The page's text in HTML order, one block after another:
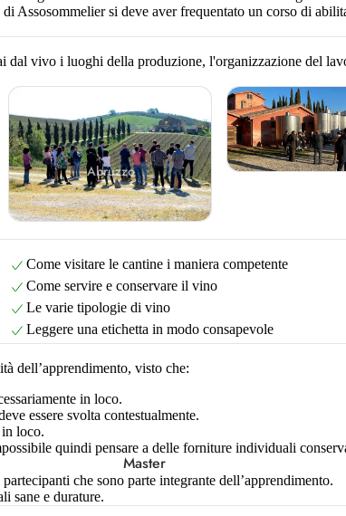
Veneto
Abruzzo
Campania
Emilia-Romagna
Friuli-Venezia
Giulia
Lazio
Lombardia
Marche
Molise
Puglia
Sicilia
Master
Assosommelier si deve aver frequentato un corso di
dal vivo i luoghi della produzione, l'organizzazione del
Come visitare le cantine i maniera competente
Come servire e conservare il vino
Le varie tipologie di vino
Leggere una etichetta in modo consapevole
dell’apprendimento, visto che:
in loco.
essere svolta contestualmente.
loco.
quindi pensare a delle forniture individuali
che sono parte integrante dell’apprendimento.
sane e durature.